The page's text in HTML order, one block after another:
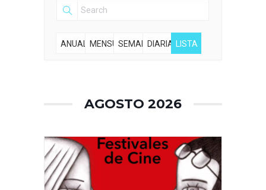
ANUALMENTEMENSUALMENTE
SEMANALMENTE
DIARIAMENTE
LISTA
AGOSTO 2026